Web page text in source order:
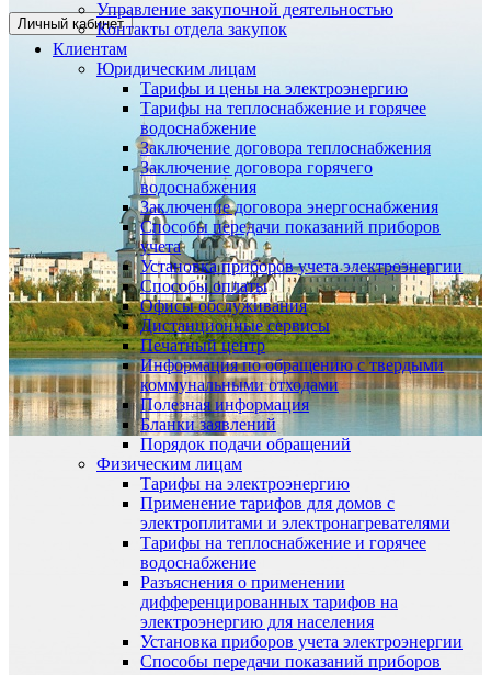
Личный кабинет
Управление закупочной деятельностью
Контакты отдела закупок
Клиентам
Юридическим лицам
Тарифы и цены на электроэнергию
Тарифы на теплоснабжение и горячее
водоснабжение
Заключение договора теплоснабжения
Заключение договора горячего
водоснабжения
Заключение договора энергоснабжения
Способы передачи показаний приборов
учета
Установка приборов учета электроэнергии
Способы оплаты
Офисы обслуживания
Дистанционные сервисы
Печатный центр
Информация по обращению с твердыми
коммунальными отходами
Полезная информация
Бланки заявлений
Порядок подачи обращений
Физическим лицам
Тарифы на электроэнергию
Применение тарифов для домов с
электроплитами и электронагревателями
Тарифы на теплоснабжение и горячее
водоснабжение
Разъяснения о применении
дифференцированных тарифов на
электроэнергию для населения
Установка приборов учета электроэнергии
Способы передачи показаний приборов